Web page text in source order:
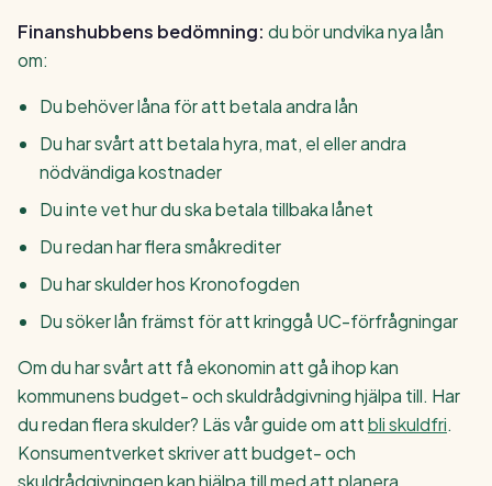
Finanshubbens bedömning: du bör undvika nya lån
om:
Du behöver låna för att betala andra lån
Du har svårt att betala hyra, mat, el eller andra
nödvändiga kostnader
Du inte vet hur du ska betala tillbaka lånet
Du redan har flera småkrediter
Du har skulder hos Kronofogden
Du söker lån främst för att kringgå UC-förfrågningar
Om du har svårt att få ekonomin att gå ihop kan
kommunens budget- och skuldrådgivning hjälpa till. Har
du redan flera skulder? Läs vår guide om attbli skuldfri.
Konsumentverket skriver att budget- och
skuldrådgivningen kan hjälpa till med att planera